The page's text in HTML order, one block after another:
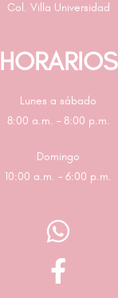
Col. Villa Universidad
HORARIOS
Lunes a sábado
8:00 a.m. – 8:00 p.m.
Domingo
10:00 a.m. – 6:00 p.m.